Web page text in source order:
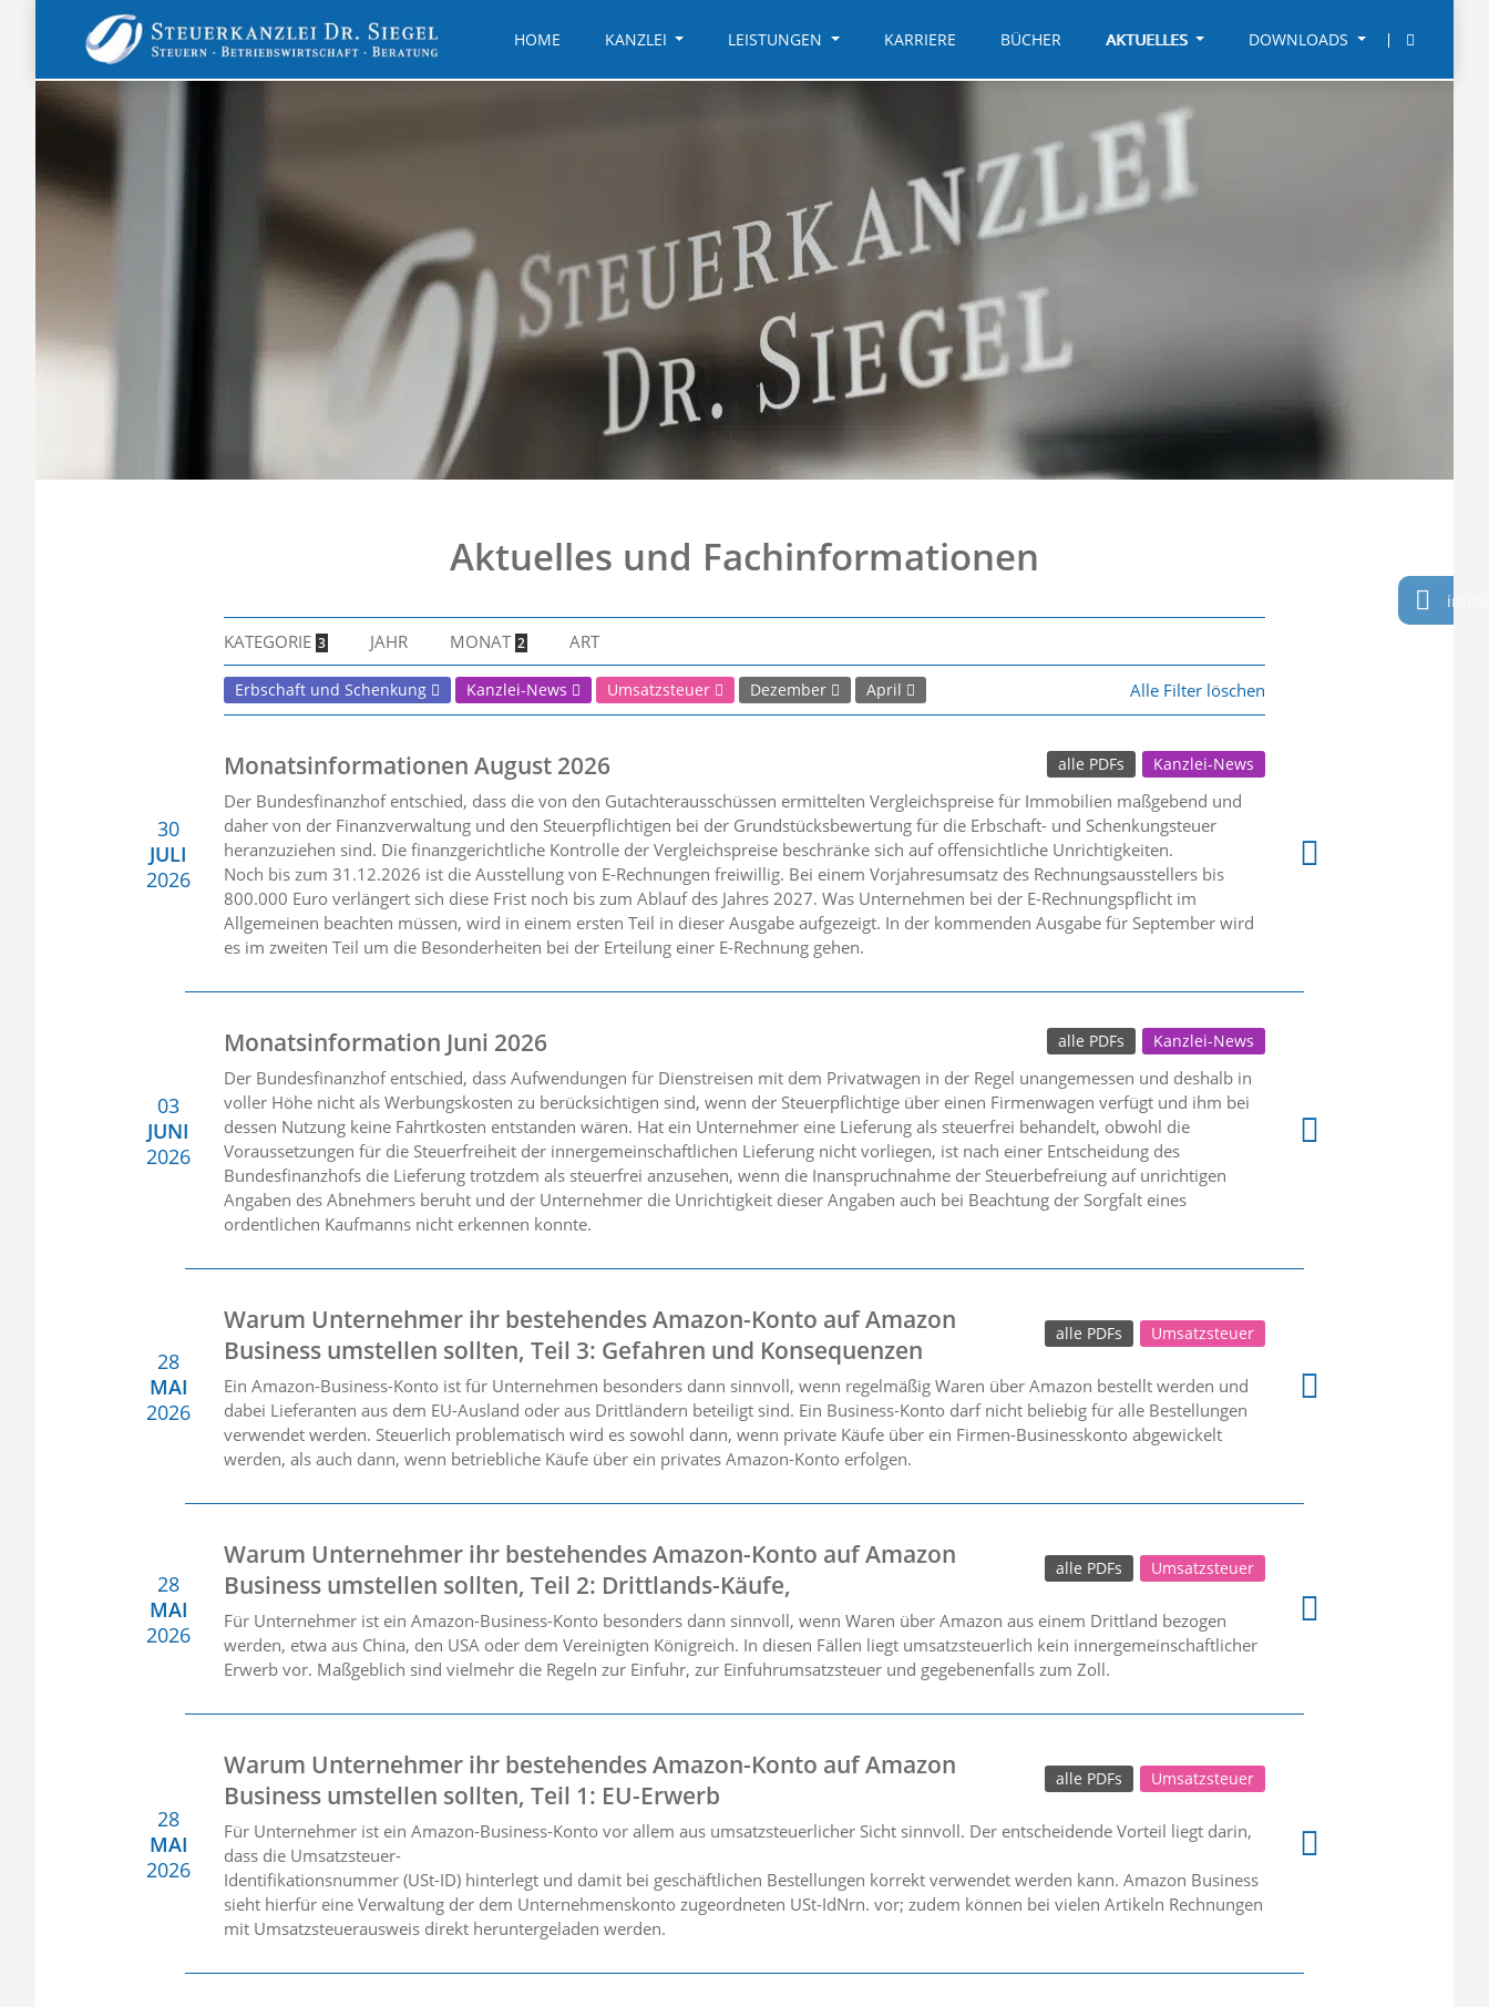
HOME KANZLEI LEISTUNGEN KARRIERE BÜCHER AKTUELLES DOWNLOADS
Aktuelles und Fachinformationen
KATEGORIE 3 JAHR MONAT 2 ART
Erbschaft und Schenkung Kanzlei-News Umsatzsteuer Dezember April Alle Filter löschen
30
JULI
2026
Monatsinformationen August 2026 Kanzlei-News
alle PDFs
Der Bundesfinanzhof entschied, dass die von den Gutachterausschüssen ermittelten Vergleichspreise für Immobilien maßgebend und
daher von der Finanzverwaltung und den Steuerpflichtigen bei der Grundstücksbewertung für die Erbschaft- und Schenkungsteuer
heranzuziehen sind. Die finanzgerichtliche Kontrolle der Vergleichspreise beschränke sich auf offensichtliche Unrichtigkeiten.
Noch bis zum 31.12.2026 ist die Ausstellung von E-Rechnungen freiwillig. Bei einem Vorjahresumsatz des Rechnungsausstellers bis
800.000 Euro verlängert sich diese Frist noch bis zum Ablauf des Jahres 2027. Was Unternehmen bei der E-Rechnungspflicht im
Allgemeinen beachten müssen, wird in einem ersten Teil in dieser Ausgabe aufgezeigt. In der kommenden Ausgabe für September wird
es im zweiten Teil um die Besonderheiten bei der Erteilung einer E-Rechnung gehen.
03
JUNI
2026
Monatsinformation Juni 2026 Kanzlei-News
alle PDFs
Der Bundesfinanzhof entschied, dass Aufwendungen für Dienstreisen mit dem Privatwagen in der Regel unangemessen und deshalb in
voller Höhe nicht als Werbungskosten zu berücksichtigen sind, wenn der Steuerpflichtige über einen Firmenwagen verfügt und ihm bei
dessen Nutzung keine Fahrtkosten entstanden wären. Hat ein Unternehmer eine Lieferung als steuerfrei behandelt, obwohl die
Voraussetzungen für die Steuerfreiheit der innergemeinschaftlichen Lieferung nicht vorliegen, ist nach einer Entscheidung des
Bundesfinanzhofs die Lieferung trotzdem als steuerfrei anzusehen, wenn die Inanspruchnahme der Steuerbefreiung auf unrichtigen
Angaben des Abnehmers beruht und der Unternehmer die Unrichtigkeit dieser Angaben auch bei Beachtung der Sorgfalt eines
ordentlichen Kaufmanns nicht erkennen konnte.
28
MAI
2026
Warum Unternehmer ihr bestehendes Amazon-Konto auf Amazon
Business umstellen sollten, Teil 3: Gefahren und Konsequenzen
Umsatzsteuer
alle PDFs
Ein Amazon-Business-Konto ist für Unternehmen besonders dann sinnvoll, wenn regelmäßig Waren über Amazon bestellt werden und
dabei Lieferanten aus dem EU-Ausland oder aus Drittländern beteiligt sind. Ein Business-Konto darf nicht beliebig für alle Bestellungen
verwendet werden. Steuerlich problematisch wird es sowohl dann, wenn private Käufe über ein Firmen-Businesskonto abgewickelt
werden, als auch dann, wenn betriebliche Käufe über ein privates Amazon-Konto erfolgen.
28
MAI
2026
Warum Unternehmer ihr bestehendes Amazon-Konto auf Amazon
Business umstellen sollten, Teil 2: Drittlands-Käufe,
Umsatzsteuer
alle PDFs
Für Unternehmer ist ein Amazon-Business-Konto besonders dann sinnvoll, wenn Waren über Amazon aus einem Drittland bezogen
werden, etwa aus China, den USA oder dem Vereinigten Königreich. In diesen Fällen liegt umsatzsteuerlich kein innergemeinschaftlicher
Erwerb vor. Maßgeblich sind vielmehr die Regeln zur Einfuhr, zur Einfuhrumsatzsteuer und gegebenenfalls zum Zoll.
28
MAI
2026
Warum Unternehmer ihr bestehendes Amazon-Konto auf Amazon
Business umstellen sollten, Teil 1: EU-Erwerb
Umsatzsteuer
alle PDFs
Für Unternehmer ist ein Amazon-Business-Konto vor allem aus umsatzsteuerlicher Sicht sinnvoll. Der entscheidende Vorteil liegt darin,
dass die Umsatzsteuer-
Identifikationsnummer (USt-ID) hinterlegt und damit bei geschäftlichen Bestellungen korrekt verwendet werden kann. Amazon Business
sieht hierfür eine Verwaltung der dem Unternehmenskonto zugeordneten USt-IdNrn. vor; zudem können bei vielen Artikeln Rechnungen
mit Umsatzsteuerausweis direkt heruntergeladen werden.